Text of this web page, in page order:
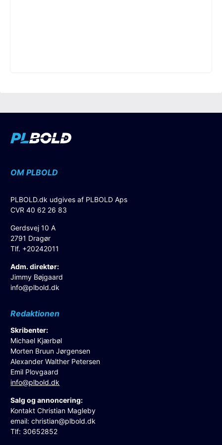
OM PLBOLD
PLBOLD.dk udgives af PLBOLD Aps
CVR 40 62 26 83
Gerdsvej 10 A
2791 Dragør
Tlf. +20242011
Adm. direktør:
Jimmy Bøjgaard
info@plbold.dk
Redaktionen
Skribenter:
Michael Kjærbøl
Morten Bruun Jørgensen
Alexander Walther Petersen
Emil Plovgaard
info@plbold.dk
Salg og annoncering:
Kontakt Christian Magleby
email:christian@plbold.dk
Tlf: 30652852